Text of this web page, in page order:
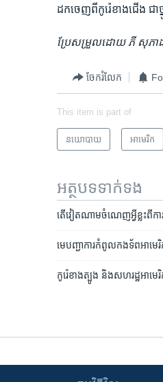
ដក​ចេញ​ពី​កូរ៉េ​ខាង​ជើង ជា​
ប្រែ​សម្រួល​ដោយ ភី សុភា
ចែករំលែក
This item is part of
នយោបាយ អាមេរិក​
អត្ថបទ​ទាក់ទង
តើ​វៀតណាម​ចំណេញ​អ្វី​ខ្លះ​ពី​
មេបញ្ជាការកំពូល​កងទ័ព​អាមេរិ
កូរ៉េ​ខាង​ត្បូង ​និង​សហរដ្ឋ​អាមេ